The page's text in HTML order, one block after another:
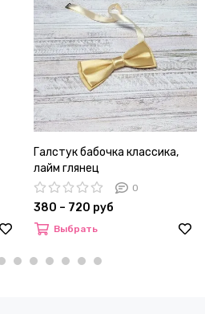
Галстук бабочка классика,
лайм глянец
0
380 – 720 руб
Выбрать